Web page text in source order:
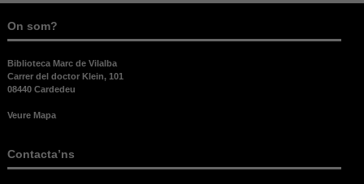
On som?
Biblioteca Marc de Vilalba
Carrer del doctor Klein, 101
08440 Cardedeu
Veure Mapa
Contacta’ns
Aquestes
són